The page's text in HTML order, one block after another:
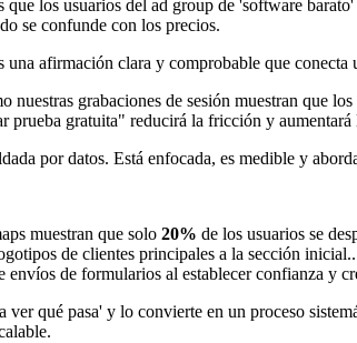
los usuarios del ad group de 'software
se confunde con los precios.
afirmación clara y comprobable que
grabaciones de sesión muestran que
gratuita" reducirá la fricción y aumentará
por datos. Está enfocada, es medible y
muestran que solo 20% de los usuarios se
de clientes principales a la sección
envíos de formularios al establecer confianza y
qué pasa' y lo convierte en un proceso